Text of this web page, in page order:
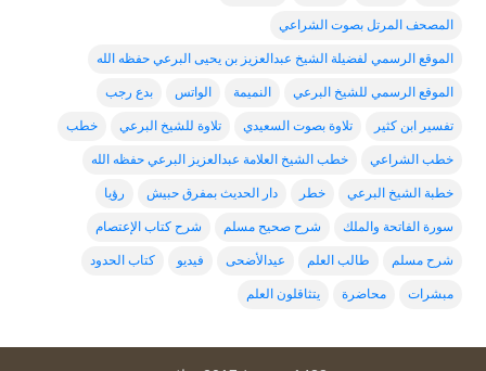
المصحف المرتل بصوت الشراعي
الموقع الرسمي لفضيلة الشيخ عبدالعزيز بن يحيى البرعي حفظه الله
الموقع الرسمي للشيخ البرعي النميمة الواتس بدع رجب
تفسير ابن كثير تلاوة بصوت السعيدي تلاوة للشيخ البرعي خطب
خطب الشراعي خطب الشيخ العلامة عبدالعزيز البرعي حفظه الله
خطبة الشيخ البرعي خطر دار الحديث بمفرق حبيش رؤيا
سورة الفاتحة والملك شرح صحيح مسلم شرح كتاب الإعتصام
شرح مسلم طالب العلم عيدالأضحى فيديو كتاب الحدود
مبشرات محاضرة يتثاقلون العلم